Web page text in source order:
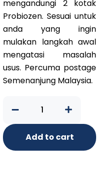
mengandungi 2 kotak
Probiozen. Sesuai untuk
anda yang ingin
mulakan langkah awal
mengatasi masalah
usus. Percuma postage
Semenanjung Malaysia.
Pakej
Reset
Usus
(2
Add to cart